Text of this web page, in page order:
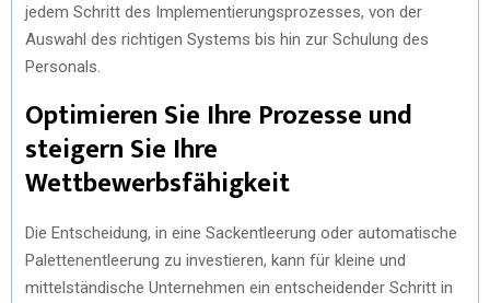
jedem Schritt des Implementierungsprozesses, von der
Auswahl des richtigen Systems bis hin zur Schulung des
Personals.
Optimieren Sie Ihre Prozesse und
steigern Sie Ihre
Wettbewerbsfähigkeit
Die Entscheidung, in eine Sackentleerung oder automatische
Palettenentleerung zu investieren, kann für kleine und
mittelständische Unternehmen ein entscheidender Schritt in